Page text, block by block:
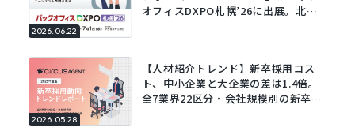
2026.06.22
オフィスDXPO札幌’26に出展。北海
2026.05.28
【人材紹介トレンド】新卒採用コス
ト、中小企業と大企業の差は1.4倍。
全7業界22区分・会社規模別の新卒採